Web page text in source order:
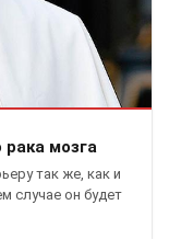
мозга
так же, как и
случае он будет